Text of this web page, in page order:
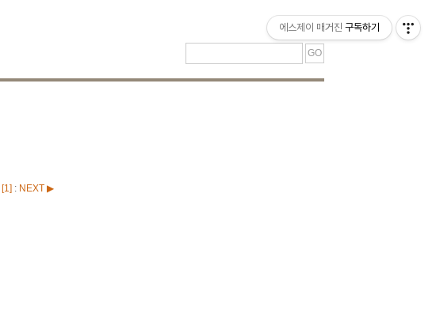
[1] : NEXT ▶
에스제이 매거진 구독하기